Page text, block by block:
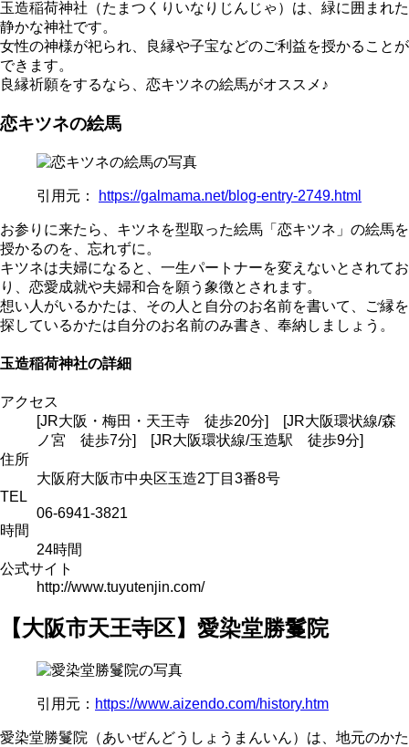
玉造稲荷神社（たまつくりいなりじんじゃ）は、緑に囲まれた
静かな神社です。
女性の神様が祀られ、良縁や子宝などのご利益を授かることが
できます。
良縁祈願をするなら、恋キツネの絵馬がオススメ♪
恋キツネの絵馬
引用元： https://galmama.net/blog-entry-2749.html
お参りに来たら、キツネを型取った絵馬「恋キツネ」の絵馬を
授かるのを、忘れずに。
キツネは夫婦になると、一生パートナーを変えないとされてお
り、恋愛成就や夫婦和合を願う象徴とされます。
想い人がいるかたは、その人と自分のお名前を書いて、ご縁を
探しているかたは自分のお名前のみ書き、奉納しましょう。
玉造稲荷神社の詳細
アクセス
[JR大阪・梅田・天王寺 徒歩20分] [JR大阪環状線/森
ノ宮 徒歩7分] [JR大阪環状線/玉造駅 徒歩9分]
住所
大阪府大阪市中央区玉造2丁目3番8号
TEL
06-6941-3821
時間
24時間
公式サイト
http://www.tuyutenjin.com/
【大阪市天王寺区】愛染堂勝鬘院
引用元： https://www.aizendo.com/history.htm
愛染堂勝鬘院（あいぜんどうしょうまんいん）は、地元のかた